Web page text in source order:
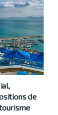
de